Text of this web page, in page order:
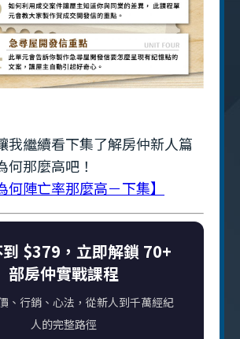
我繼續看下集了解房仲新人篇
何那麼高吧！
何陣亡率那麼高－下集】
$379，立即解鎖 70+
部房仲實戰課程
、行銷、心法，從新人到千萬經紀
人的完整路徑